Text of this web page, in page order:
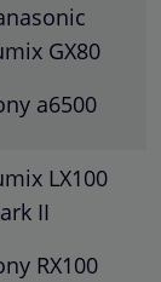
GX80
a6500
LX100
II
RX100